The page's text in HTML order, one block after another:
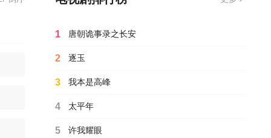
1 唐朝诡事录之长安
2 逐玉
3 我本是高峰
4 太平年
5 许我耀眼